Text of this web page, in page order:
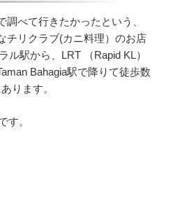
べて行きたかったという、
チリクラブ(カニ料理）のお店
ル駅から、LRT （Rapid KL）
Bahagia駅で降りて徒歩数
ります。
す。